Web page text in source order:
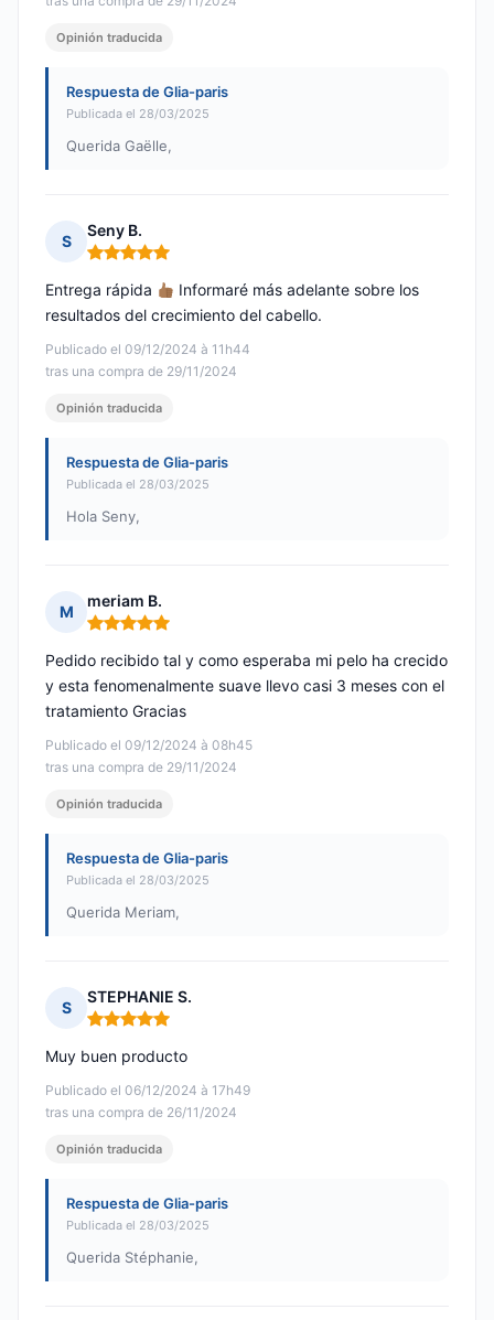
Opinión traducida
Respuesta de Glia-paris
Publicada el 28/03/2025
Querida Gaëlle,
S
Seny B.
Nota: 5 de 5
Publicado el 09/12/2024 à 11h44
tras una compra de 29/11/2024
Entrega rápida
Informaré más adelante sobre los
resultados del crecimiento del cabello.
Opinión traducida
Respuesta de Glia-paris
Publicada el 28/03/2025
Hola Seny,
M
meriam B.
Nota: 5 de 5
Publicado el 09/12/2024 à 08h45
tras una compra de 29/11/2024
Pedido recibido tal y como esperaba mi pelo ha crecido
y esta fenomenalmente suave llevo casi 3 meses con el
tratamiento Gracias
Opinión traducida
Respuesta de Glia-paris
Publicada el 28/03/2025
Querida Meriam,
S
STEPHANIE S.
Nota: 5 de 5
Publicado el 06/12/2024 à 17h49
tras una compra de 26/11/2024
Muy buen producto
Opinión traducida
Respuesta de Glia-paris
Publicada el 28/03/2025
Querida Stéphanie,